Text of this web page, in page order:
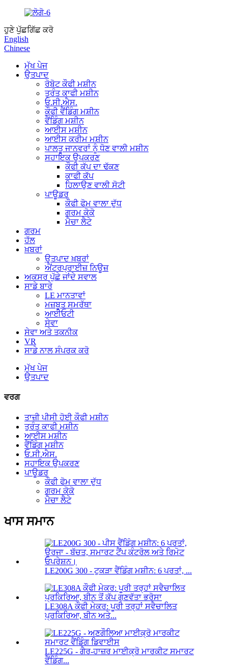
ਹੁਣੇ ਪੁੱਛਗਿੱਛ ਕਰੋ
English
Chinese
ਮੁੱਖ ਪੇਜ
ਉਤਪਾਦ
ਰੋਬੋਟ ਕੌਫੀ ਮਸ਼ੀਨ
ਤੁਰੰਤ ਕਾਫੀ ਮਸ਼ੀਨ
ਓ.ਸੀ.ਐਸ.
ਕੌਫੀ ਵੈਂਡਿੰਗ ਮਸ਼ੀਨ
ਵੈਂਡਿੰਗ ਮਸ਼ੀਨ
ਆਈਸ ਮਸ਼ੀਨ
ਆਈਸ ਕਰੀਮ ਮਸ਼ੀਨ
ਪਾਲਤੂ ਜਾਨਵਰਾਂ ਨੂੰ ਧੋਣ ਵਾਲੀ ਮਸ਼ੀਨ
ਸਹਾਇਕ ਉਪਕਰਣ
ਕੌਫੀ ਕੱਪ ਦਾ ਢੱਕਣ
ਕਾਫੀ ਕੱਪ
ਹਿਲਾਉਣ ਵਾਲੀ ਸੋਟੀ
ਪਾਊਡਰ
ਕੌਫੀ ਫੋਮ ਵਾਲਾ ਦੁੱਧ
ਗਰਮ ਕੋਕੋ
ਮੈਚਾ ਲੈਟੇ
ਗਰਮ
ਹੱਲ
ਖ਼ਬਰਾਂ
ਉਤਪਾਦ ਖ਼ਬਰਾਂ
ਐਂਟਰਪ੍ਰਾਈਜ਼ ਨਿਊਜ਼
ਅਕਸਰ ਪੁੱਛੇ ਜਾਂਦੇ ਸਵਾਲ
ਸਾਡੇ ਬਾਰੇ
LE ਮਾਨਤਾਵਾਂ
ਮਜ਼ਬੂਤ ​​ਸਮਰੱਥਾ
ਆਈਓਟੀ
ਸੇਵਾ
ਸੇਵਾ ਅਤੇ ਤਕਨੀਕ
VR
ਸਾਡੇ ਨਾਲ ਸੰਪਰਕ ਕਰੋ
ਮੁੱਖ ਪੇਜ
ਉਤਪਾਦ
ਵਰਗ
ਤਾਜ਼ੀ ਪੀਸੀ ਹੋਈ ਕੌਫੀ ਮਸ਼ੀਨ
ਤੁਰੰਤ ਕਾਫੀ ਮਸ਼ੀਨ
ਆਈਸ ਮਸ਼ੀਨ
ਵੈਂਡਿੰਗ ਮਸ਼ੀਨ
ਓ.ਸੀ.ਐਸ.
ਸਹਾਇਕ ਉਪਕਰਣ
ਪਾਊਡਰ
ਕੌਫੀ ਫੋਮ ਵਾਲਾ ਦੁੱਧ
ਗਰਮ ਕੋਕੋ
ਮੈਚਾ ਲੈਟੇ
ਖਾਸ ਸਮਾਨ
LE200G 300 - ਟੁਕੜਾ ਵੈਂਡਿੰਗ ਮਸ਼ੀਨ: 6 ਪਰਤਾਂ, ...
LE308A ਕੌਫੀ ਮੇਕਰ: ਪੂਰੀ ਤਰ੍ਹਾਂ ਸਵੈਚਾਲਿਤ
ਪ੍ਰਕਿਰਿਆ, ਬੀਨ ਅਤੇ...
LE225G - ਗੈਰ-ਹਾਜ਼ਰ ਮਾਈਕ੍ਰੋ ਮਾਰਕੀਟ ਸਮਾਰਟ
ਵੈਂਡਿੰਗ...